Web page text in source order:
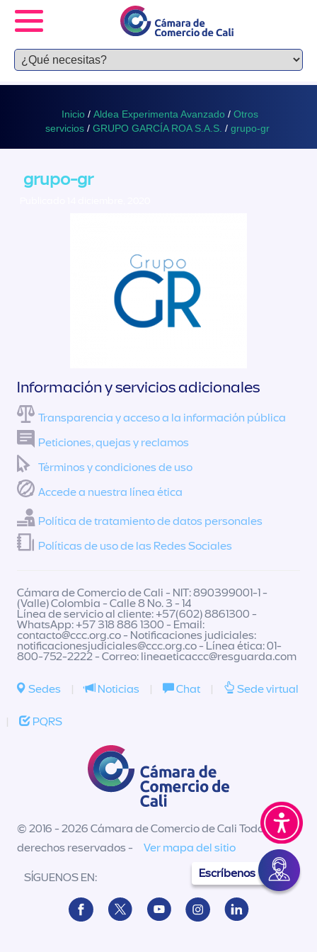
Inicio / Aldea Experimenta Avanzado / Otros
servicios / GRUPO GARCÍA ROA S.A.S. / grupo-gr
grupo-gr
Escríbenos
Información y servicios adicionales
Transparencia y acceso a la información pública
Peticiones, quejas y reclamos
Términos y condiciones de uso
Accede a nuestra línea ética
Política de tratamiento de datos personales
Políticas de uso de las Redes Sociales
Cámara de Comercio de Cali - NIT: 890399001-1 -
(Valle) Colombia - Calle 8 No. 3 - 14
Línea de servicio al cliente: +57(602) 8861300 -
WhatsApp: +57 318 886 1300 - Email:
contacto@ccc.org.co- Notificaciones judiciales:
notificacionesjudiciales@ccc.org.co- Línea ética: 01-
800-752-2222 - Correo: lineaeticaccc@resguarda.com
Sedes | Noticias | Chat | Sede virtual
| PQRS
© 2016 - 2026 Cámara de Comercio de Cali Todos los
derechos reservados -
Ver mapa del sitio
SÍGUENOS EN: